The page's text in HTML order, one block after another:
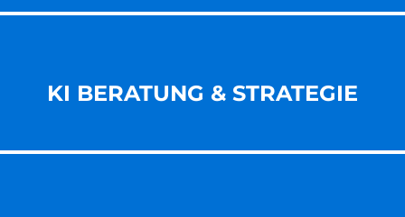
KI BERATUNG & STRATEGIE